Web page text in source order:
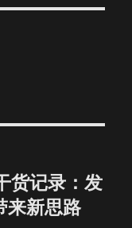
货记录：发
来新思路